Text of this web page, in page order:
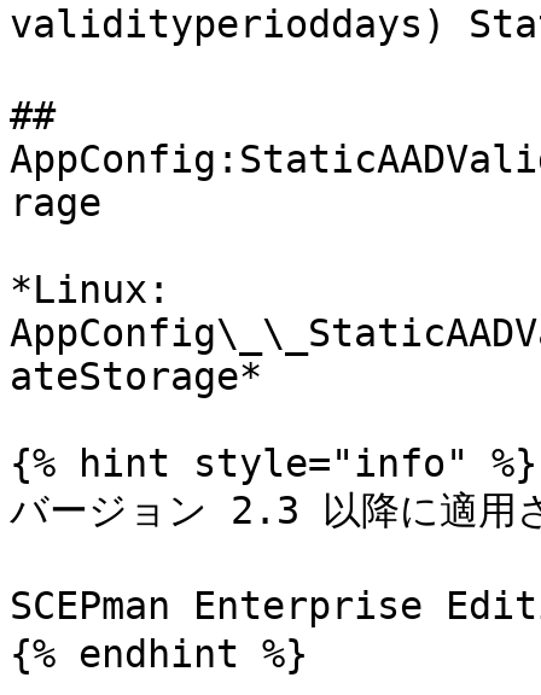
validityperioddays)
##
rage
*Linux:
ateStorage*
{% hint style="info" %}
バージョン 2.3 以降に適用
SCEPman Enterprise
{% endhint %}